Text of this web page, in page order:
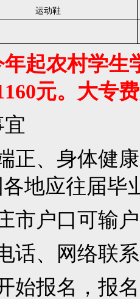
运动鞋
起农村学生
元。大专
正、身体健
各地应往届毕
市户口可输
话、网络联
始报名，报